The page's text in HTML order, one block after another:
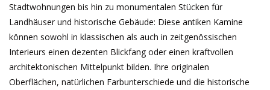
Böden -Stein-, Terrakotta-
und Marmor
Outlet
Stadtwohnungen bis hin zu monumentalen Stücken für
Landhäuser und historische Gebäude: Diese antiken Kamine
können sowohl in klassischen als auch in zeitgenössischen
Interieurs einen dezenten Blickfang oder einen kraftvollen
architektonischen Mittelpunkt bilden. Ihre originalen
Oberflächen, natürlichen Farbunterschiede und die historische